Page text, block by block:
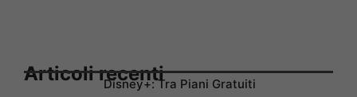
Articoli recentiDisney+: Tra Piani Gratuiti